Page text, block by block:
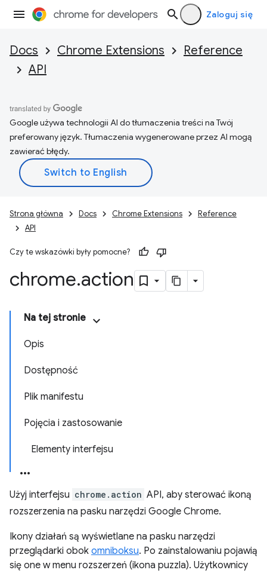
Zaloguj się
Docs Chrome Extensions
Reference
API
Google używa technologii AI do tłumaczenia treści na Twój
preferowany język. Tłumaczenia wygenerowane przez AI mogą
zawierać błędy.
Strona główna Docs Chrome Extensions
Reference
API
Czy te wskazówki były pomocne?
chrome.action
Na tej stronie
Opis
Dostępność
Plik manifestu
Pojęcia i zastosowanie
Elementy interfejsu
Użyj interfejsu chrome.action API, aby sterować ikoną
rozszerzenia na pasku narzędzi Google Chrome.
Ikony działań są wyświetlane na pasku narzędzi
przeglądarki obok omniboksu. Po zainstalowaniu pojawią
się one w menu rozszerzeń (ikona puzzla). Użytkownicy